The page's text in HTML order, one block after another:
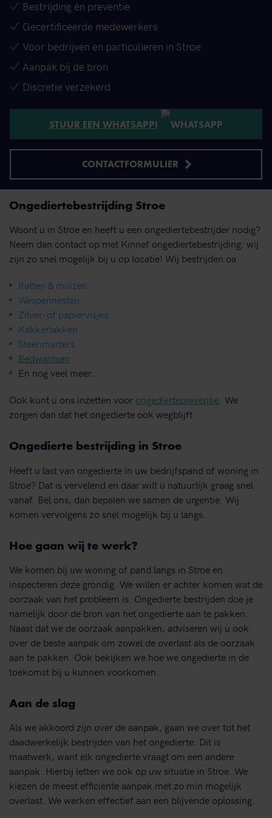
Bestrijding én preventie
Gecertificeerde medewerkers
Voor bedrijven en particulieren in Stroe
Aanpak bij de bron
Discretie verzekerd
STUUR EEN WHATSAPP!
CONTACTFORMULIER
Ongediertebestrijding Stroe
Woont u in Stroe en heeft u een ongediertebestrijder nodig?
Neem dan contact op met Kinnef ongediertebestrijding: wij
zijn zo snel mogelijk bij u op locatie! Wij bestrijden oa:
Ratten & muizen
Wespennesten
Zilver-of papiervisjes
Kakkerlakken
Steenmarters
Bedwantsen
En nog veel meer...
Ook kunt u ons inzetten voor ongediertepreventie . We
zorgen dan dat het ongedierte ook wegblijft.
Ongedierte bestrijding in Stroe
Heeft u last van ongedierte in uw bedrijfspand of woning in
Stroe? Dat is vervelend en daar wilt u natuurlijk graag snel
vanaf. Bel ons, dan bepalen we samen de urgentie. Wij
komen vervolgens zo snel mogelijk bij u langs.
Hoe gaan wij te werk?
We komen bij uw woning of pand langs in Stroe en
inspecteren deze grondig. We willen er achter komen wat de
oorzaak van het probleem is. Ongedierte bestrijden doe je
namelijk door de bron van het ongedierte aan te pakken.
Naast dat we de oorzaak aanpakken, adviseren wij u ook
over de beste aanpak om zowel de overlast als de oorzaak
aan te pakken. Ook bekijken we hoe we ongedierte in de
toekomst bij u kunnen voorkomen.
Aan de slag
Als we akkoord zijn over de aanpak, gaan we over tot het
daadwerkelijk bestrijden van het ongedierte. Dit is
maatwerk, want elk ongedierte vraagt om een andere
aanpak. Hierbij letten we ook op uw situatie in Stroe. We
kiezen de meest efficiënte aanpak met zo min mogelijk
overlast. We werken effectief aan een blijvende oplossing.